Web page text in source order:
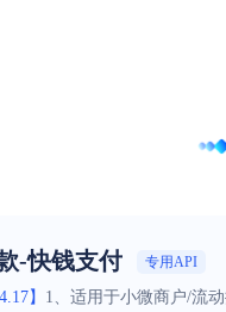
-快钱支付 专用API
】 1、适用于小微商户/流